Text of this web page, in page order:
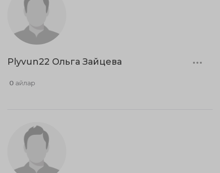
Plyvun22 Ольга Зайцева
0 айлар